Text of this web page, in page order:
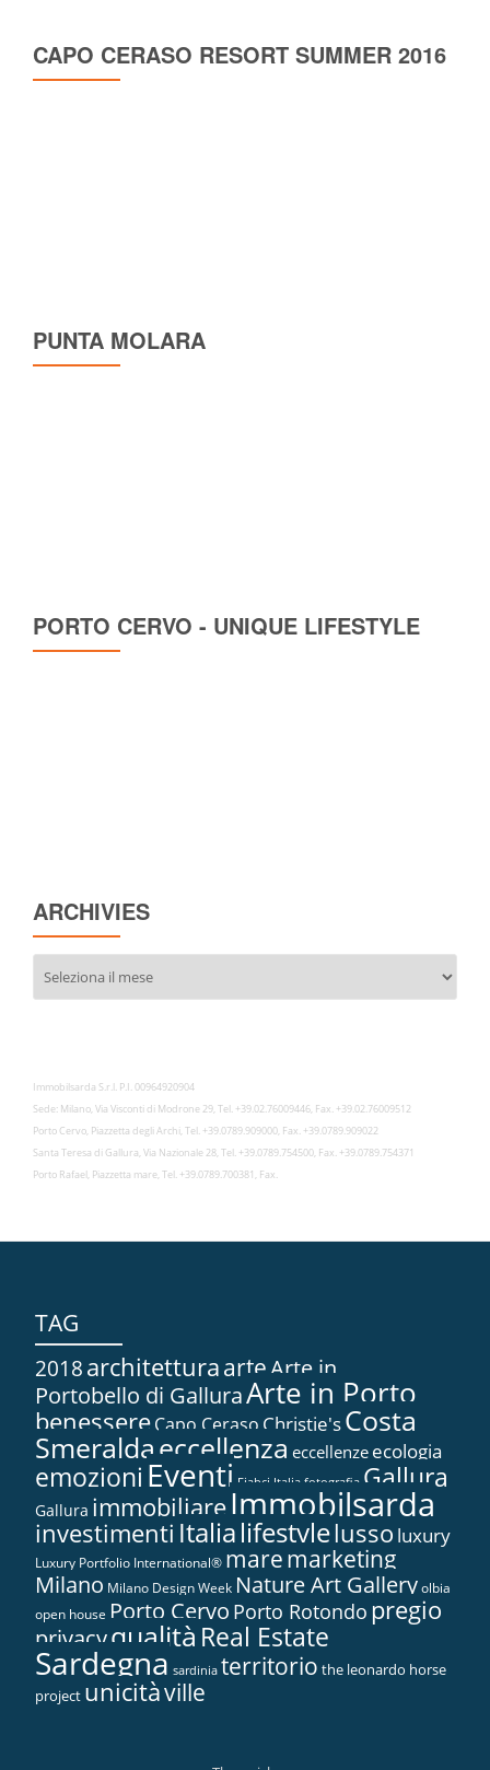
CAPO CERASO RESORT SUMMER 2016
PUNTA MOLARA
PORTO CERVO - UNIQUE LIFESTYLE
ARCHIVIES
Immobilsarda S.r.l. P.I. 00964920904
Sede: Milano, Via Visconti di Modrone 29, Tel. +39.02.76009446, Fax. +39.02.76009512
Porto Cervo, Piazzetta degli Archi, Tel. +39.0789.909000, Fax. +39.0789.909022
Santa Teresa di Gallura, Via Nazionale 28, Tel. +39.0789.754500, Fax. +39.0789.754371
Porto Rafael, Piazzetta mare, Tel. +39.0789.700381, Fax.
TAG
2018architetturaarteArte in...
Portobello di GalluraArte in Porto
benessereCapo Ceraso Christie'sCosta
Smeraldaeccellenza eccellenze ecologia
emozioni Eventi Fiabci Italia fotografia Gallura
Gallura immobiliareImmobilsarda
investimenti Italialifestylelusso luxury
Luxury Portfolio International® maremarketing
Milano Milano Design Week Nature Art Galleryolbia
open house Porto Cervo Porto Rotondo pregio
privacyqualità Real Estate
Sardegna sardinia territorio the leonardo horse
project unicitàville